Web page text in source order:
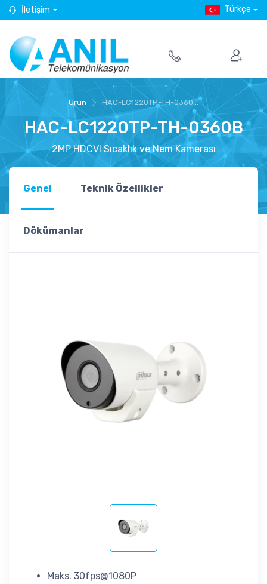
İletişim Türkçe
Ürün HAC-LC1220TP-TH-0360...
HAC-LC1220TP-TH-0360B
2MP HDCVI Sıcaklık ve Nem Kamerası
Genel Teknik Özellikler
Dökümanlar
Maks. 30fps@1080P